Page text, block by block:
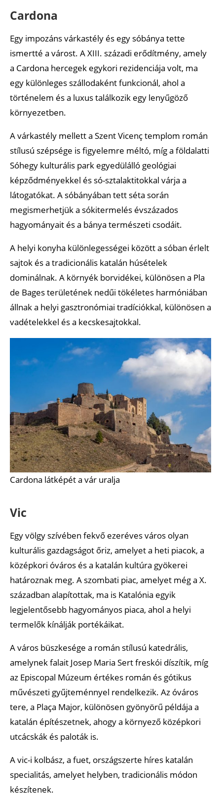
Cardona
Egy impozáns várkastély és egy sóbánya tette
ismertté a várost. A XIII. századi erődítmény, amely
a Cardona hercegek egykori rezidenciája volt, ma
egy különleges szállodaként funkcionál, ahol a
történelem és a luxus találkozik egy lenyűgöző
környezetben.
A várkastély mellett a Szent Vicenç templom román
stílusú szépsége is figyelemre méltó, míg a földalatti
Sóhegy kulturális park egyedülálló geológiai
képződményekkel és só-sztalaktitokkal várja a
látogatókat. A sóbányában tett séta során
megismerhetjük a sókitermelés évszázados
hagyományait és a bánya természeti csodáit.
A helyi konyha különlegességei között a sóban érlelt
sajtok és a tradicionális katalán húsételek
dominálnak. A környék borvidékei, különösen a Pla
de Bages területének nedűi tökéletes harmóniában
állnak a helyi gasztronómiai tradíciókkal, különösen a
vadételekkel és a kecskesajtokkal.
Cardona látképét a vár uralja
Vic
Egy völgy szívében fekvő ezeréves város olyan
kulturális gazdagságot őriz, amelyet a heti piacok, a
középkori óváros és a katalán kultúra gyökerei
határoznak meg. A szombati piac, amelyet még a X.
században alapítottak, ma is Katalónia egyik
legjelentősebb hagyományos piaca, ahol a helyi
termelők kínálják portékáikat.
A város büszkesége a román stílusú katedrális,
amelynek falait Josep Maria Sert freskói díszítik, míg
az Episcopal Múzeum értékes román és gótikus
művészeti gyűjteménnyel rendelkezik. Az óváros
tere, a Plaça Major, különösen gyönyörű példája a
katalán építészetnek, ahogy a környező középkori
utcácskák és paloták is.
A vic-i kolbász, a fuet, országszerte híres katalán
specialitás, amelyet helyben, tradicionális módon
készítenek.